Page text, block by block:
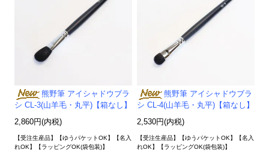
熊野筆 アイシャドウブラ
シ CL-3(山羊毛・丸平)【箱なし】
2,860円(内税)
【受注生産品】【ゆうパケットOK】【名入
れOK】【ラッピングOK(袋包装)】
熊野筆 アイシャドウブラ
シ CL-4(山羊毛・丸平)【箱なし】
2,530円(内税)
【受注生産品】【ゆうパケットOK】【名入
れOK】【ラッピングOK(袋包装)】